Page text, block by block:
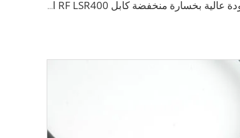
مصنع جودة عالية بخسارة منخفضة كابل RF LSR400 الكابل المتماثل LSR600 لهوائي النظام